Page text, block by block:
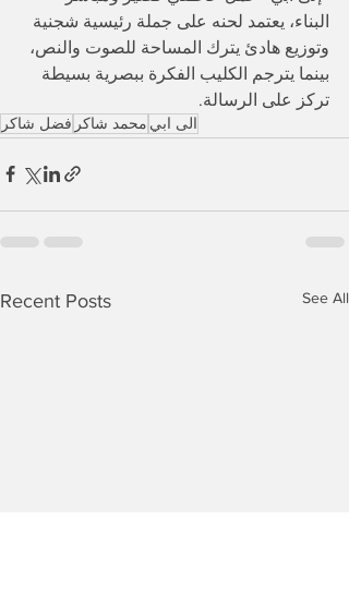
البناء، يعتمد لحنه على جملة رئيسية شجنية
وتوزيع هادئ يترك المساحة للصوت والنص،
بينما يترجم الكليب الفكرة ببصرية بسيطة
تركز على الرسالة.
فضل شاكر محمد شاكر الى ابي
Recent Posts See All